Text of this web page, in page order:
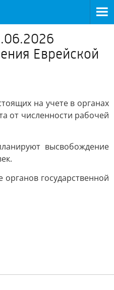
Еврейской
на учете в органах
от численности рабочей
высвобождение
государственной